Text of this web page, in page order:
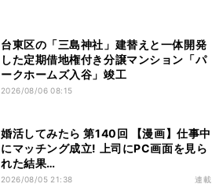
台東区の「三島神社」建替えと一体開発
した定期借地権付き分譲マンション「パ
ークホームズ入谷」竣工
2026/08/06 08:15
婚活してみたら 第140回 【漫画】仕事中
にマッチング成立! 上司にPC画面を見ら
れた結果…
2026/08/05 21:38 連載